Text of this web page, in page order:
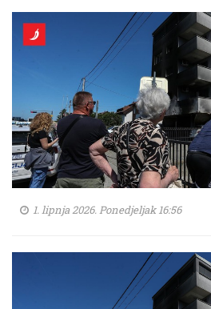
1. lipnja 2026. Ponedjeljak 16:56